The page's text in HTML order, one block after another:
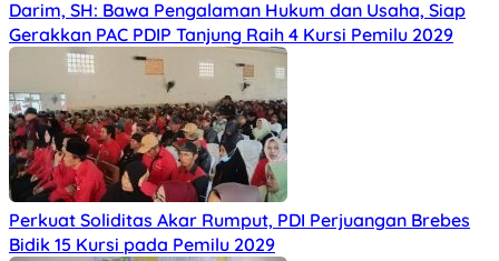
Darim, SH: Bawa Pengalaman Hukum dan Usaha, Siap
Gerakkan PAC PDIP Tanjung Raih 4 Kursi Pemilu 2029
Perkuat Soliditas Akar Rumput, PDI Perjuangan Brebes
Bidik 15 Kursi pada Pemilu 2029